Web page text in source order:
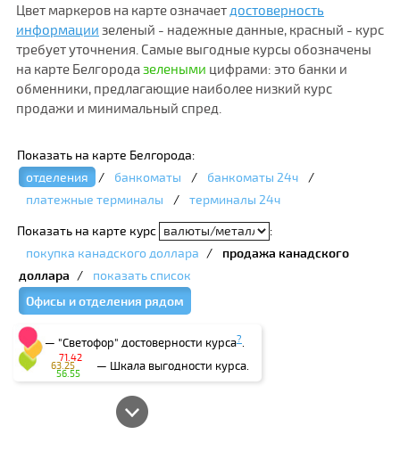
Цвет маркеров на карте означаетдостоверность
информации зеленый - надежные данные, красный - курс
требует уточнения. Самые выгодные курсы обозначены
на карте Белгородазелеными цифрами: это банки и
обменники, предлагающие наиболее низкий курс
продажи и минимальный спред.
Показать на карте Белгорода:
отделения
/ банкоматы / банкоматы 24ч
/
платежные терминалы
/ терминалы 24ч
Показать на карте курс
:
покупка канадского доллара /
продажа канадского
доллара /
показать список
Офисы и отделения рядом
— "Светофор" достоверности курса?.
— Шкала выгодности курса.
56.55
63.25
71.42